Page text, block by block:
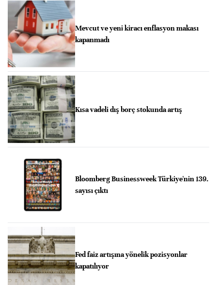
Mevcut ve yeni kiracı enflasyon makası
kapanmadı
Kısa vadeli dış borç stokunda artış
Bloomberg Businessweek Türkiye'nin 139.
sayısı çıktı
Fed faiz artışına yönelik pozisyonlar
kapatılıyor